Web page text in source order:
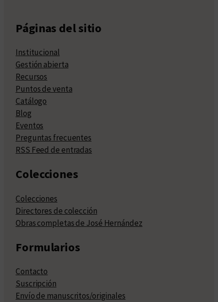
Páginas del sitio
Institucional
Gestión abierta
Recursos
Puntos de venta
Catálogo
Blog
Eventos
Preguntas frecuentes
RSS Feed de entradas
Colecciones
Colecciones
Directores de colección
Obras completas de José Hernández
Formularios
Contacto
Suscripción
Envío de manuscritos/originales